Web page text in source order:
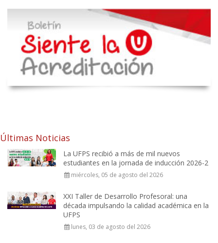
Últimas Noticias
La UFPS recibió a más de mil nuevos
estudiantes en la jornada de inducción 2026-2
miércoles, 05 de agosto del 2026
XXI Taller de Desarrollo Profesoral: una
década impulsando la calidad académica en la
UFPS
lunes, 03 de agosto del 2026